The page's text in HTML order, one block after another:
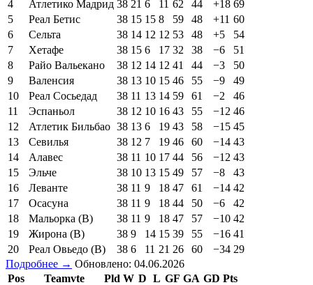
4
Атлетико Мадрид 38 21 6 11 62 44 +18 69
5
Реал Бетис 38 15 15 8 59 48 +11 60
6
Сельта 38 14 12 12 53 48 +5
54
7
Хетафе 38 15 6 17 32 38 −6
51
8
Райо Вальекано 38 12 14 12 41 44 −3
50
9
Валенсия 38 13 10 15 46 55 −9
49
10
Реал Сосьедад 38 11 13 14 59 61 −2
46
11
Эспаньол 38 12 10 16 43 55 −12 46
12
Атлетик Бильбао 38 13 6 19 43 58 −15 45
13
Севилья 38 12 7 19 46 60 −14 43
14
Алавес 38 11 10 17 44 56 −12 43
15
Эльче 38 10 13 15 49 57 −8
43
16
Леванте 38 11 9 18 47 61 −14 42
17
Осасуна 38 11 9 18 44 50 −6
42
18
Мальорка (В) 38 11 9 18 47 57 −10 42
19
Жирона (В) 38 9 14 15 39 55 −16 41
20
Реал Овьедо (В) 38 6 11 21 26 60 −34 29
Подробнее → Обновлено: 04.06.2026
Pos
Teamvte Pld W D L GF GA GD Pts